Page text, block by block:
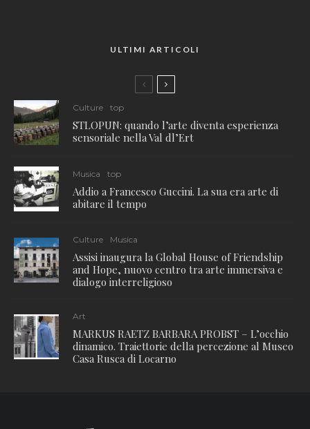
ULTIMI ARTICOLI
Culture top
STLOPUN: quando l’arte diventa esperienza
sensoriale nella Val dl’Ert
Musica top
Addio a Francesco Guccini. La sua era arte di
abitare il tempo
Culture Musica
Assisi inaugura la Global House of Friendship
and Hope, nuovo centro tra arte immersiva e
dialogo interreligioso
Art
MARKUS RAETZ BARBARA PROBST – L’occhio
dinamico. Traiettorie della percezione al Museo
Casa Rusca di Locarno